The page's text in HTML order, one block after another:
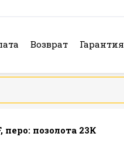
Возврат Гарантия
позолота 23К